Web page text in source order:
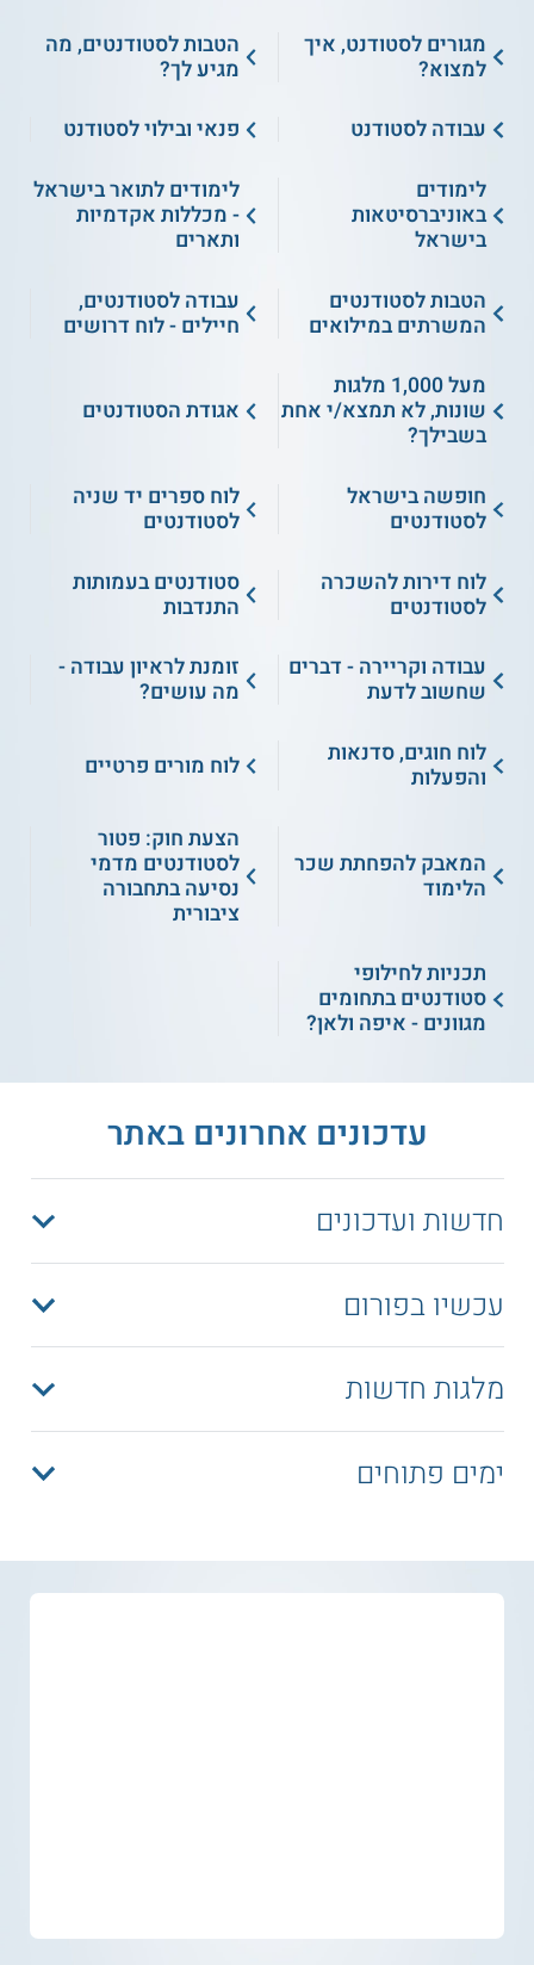
מגורים לסטודנט, איך
למצוא?
הטבות לסטודנטים, מה
מגיע לך?
עבודה לסטודנט
פנאי ובילוי לסטודנט
לימודים
באוניברסיטאות
בישראל
לימודים לתואר בישראל
- מכללות אקדמיות
ותארים
הטבות לסטודנטים
המשרתים במילואים
עבודה לסטודנטים,
חיילים - לוח דרושים
מעל 1,000 מלגות
שונות, לא תמצא/י אחת
בשבילך?
אגודת הסטודנטים
חופשה בישראל
לסטודנטים
לוח ספרים יד שניה
לסטודנטים
לוח דירות להשכרה
לסטודנטים
סטודנטים בעמותות
התנדבות
עבודה וקריירה - דברים
שחשוב לדעת
זומנת לראיון עבודה -
מה עושים?
לוח חוגים, סדנאות
והפעלות
לוח מורים פרטיים
המאבק להפחתת שכר
הלימוד
הצעת חוק: פטור
לסטודנטים מדמי
נסיעה בתחבורה
ציבורית
תכניות לחילופי
סטודנטים בתחומים
מגוונים - איפה ולאן?
עדכונים אחרונים באתר
חדשות ועדכונים
עכשיו בפורום
מלגות חדשות
ימים פתוחים